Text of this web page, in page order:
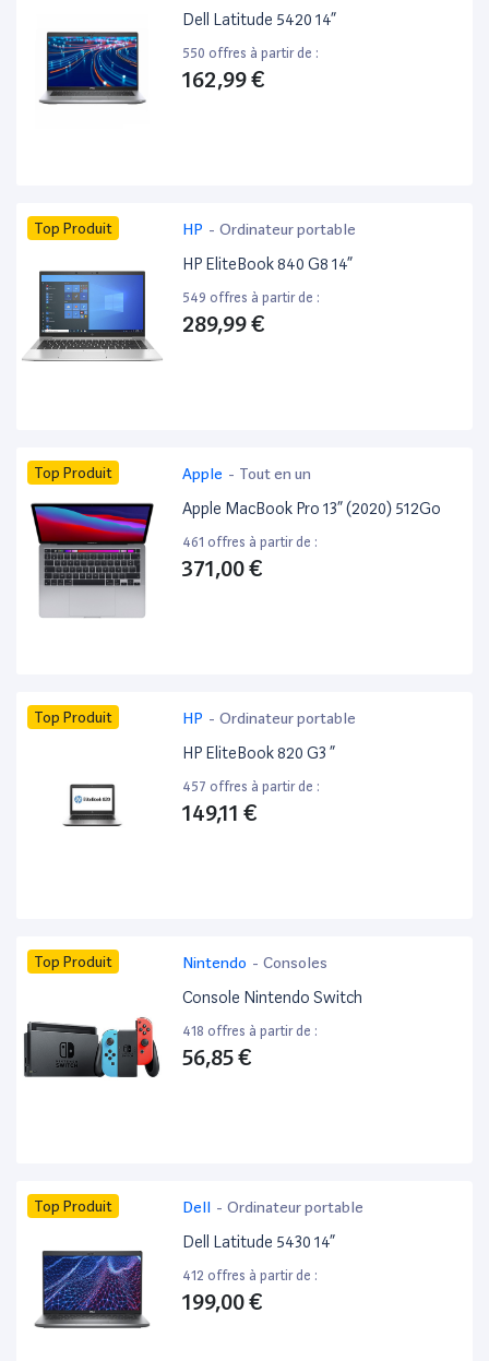
Dell Latitude 5420 14”
550 offres à partir de :
162,99 €
Top Produit HP - Ordinateur portable
HP EliteBook 840 G8 14”
549 offres à partir de :
289,99 €
Top Produit Apple - Tout en un
Apple MacBook Pro 13” (2020) 512Go
461 offres à partir de :
371,00 €
Top Produit HP - Ordinateur portable
HP EliteBook 820 G3 ”
457 offres à partir de :
149,11 €
Top Produit Nintendo - Consoles
Console Nintendo Switch
418 offres à partir de :
56,85 €
Top Produit Dell - Ordinateur portable
Dell Latitude 5430 14”
412 offres à partir de :
199,00 €